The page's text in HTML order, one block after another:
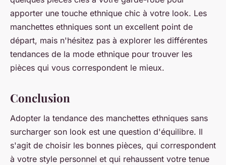
apporter une touche ethnique chic à votre look. Les
manchettes ethniques sont un excellent point de
départ, mais n'hésitez pas à explorer les différentes
tendances de la mode ethnique pour trouver les
pièces qui vous correspondent le mieux.
Conclusion
Adopter la tendance des manchettes ethniques sans
surcharger son look est une question d'équilibre. Il
s'agit de choisir les bonnes pièces, qui correspondent
à votre style personnel et qui rehaussent votre tenue